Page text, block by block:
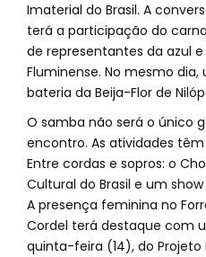
Imaterial do Brasil. A
terá a participação do
de representantes da azul
Fluminense. No mesmo
bateria da Beija-Flor de
O samba não será o único
encontro. As atividades
Entre cordas e sopros: o
Cultural do Brasil e um
A presença feminina no
Cordel terá destaque com
quinta-feira (14), do Projeto